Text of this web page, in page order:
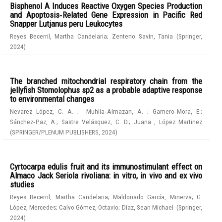
Bisphenol A Induces Reactive Oxygen Species Production
and Apoptosis‑Related Gene Expression in Pacific Red
Snapper Lutjanus peru Leukocytes
Reyes Becerril, Martha Candelaria; Zenteno Savín, Tania (Springer,
2024)
The branched mitochondrial respiratory chain from the
jellyfish Stomolophus sp2 as a probable adaptive response
to environmental changes
Nevarez López, C. A. ; Muhlia‑Almazan, A.;Gamero‑Mora, E.;
Sánchez‑Paz, A.; Sastre Velásquez, C. D.; Juana , López Martinez
(SPRINGER/PLENUM PUBLISHERS 2024)
Cyrtocarpa edulis fruit and its immunostimulant effect on
Almaco Jack Seriola rivoliana: in vitro, in vivo and ex vivo
studies
Reyes Becerril, Martha Candelaria;Maldonado García, Minerva;G.
López, Mercedes;Calvo Gómez, Octavio; Díaz, Sean Michael (Springer,
2024)